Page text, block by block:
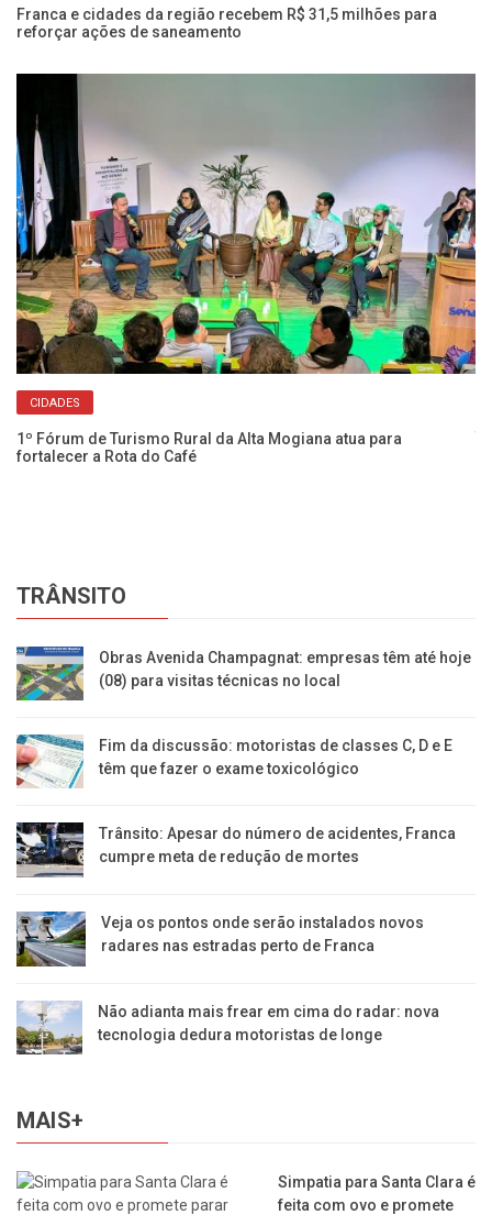
Franca e cidades da região recebem R$ 31,5 milhões para
reforçar ações de saneamento
CIDADES
1º Fórum de Turismo Rural da Alta Mogiana atua para
fortalecer a Rota do Café
TRÂNSITO
Obras Avenida Champagnat: empresas têm até hoje
(08) para visitas técnicas no local
Fim da discussão: motoristas de classes C, D e E
têm que fazer o exame toxicológico
Trânsito: Apesar do número de acidentes, Franca
cumpre meta de redução de mortes
Veja os pontos onde serão instalados novos
radares nas estradas perto de Franca
Não adianta mais frear em cima do radar: nova
tecnologia dedura motoristas de longe
MAIS+
Simpatia para Santa Clara é
feita com ovo e promete